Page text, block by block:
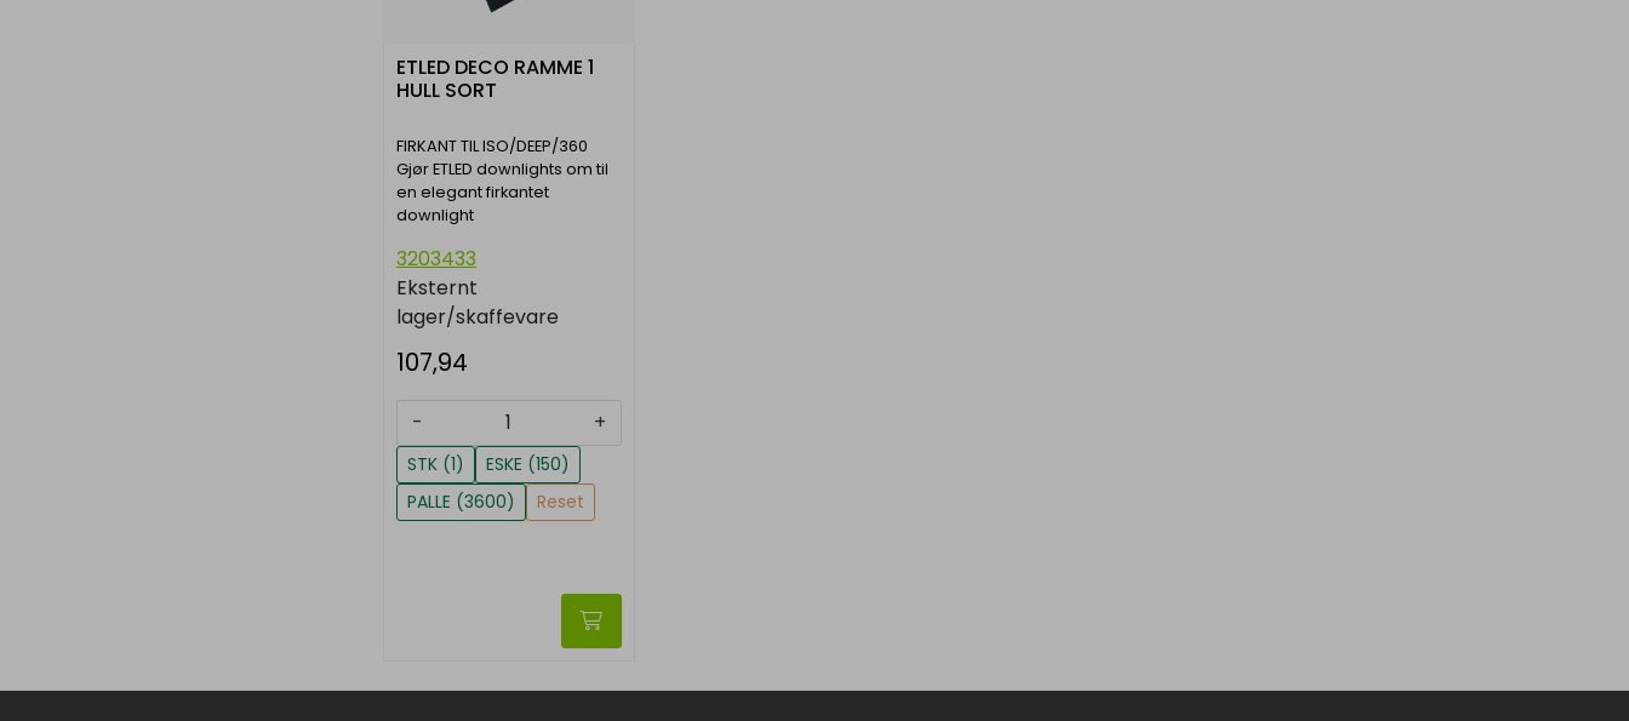
ETLED DECO RAMME 1
HULL SORT
FIRKANT TIL ISO/DEEP/360
Gjør ETLED downlights om til
en elegant firkantet
downlight
3203433
Eksternt
lager/skaffevare
107,94
- +
STK (1)
ESKE (150)
PALLE (3600)
Reset